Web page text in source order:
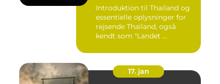
Introduktion til Thailand og
essentielle oplysninger for
rejsende Thailand, også
kendt som "Landet ...
17. jan